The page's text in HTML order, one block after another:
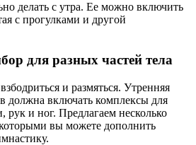
делать с утра. Ее можно включить
с прогулками и другой
для разных частей тела
и размяться. Утренняя
должна включать комплексы для
рук и ног. Предлагаем несколько
вы можете дополнить